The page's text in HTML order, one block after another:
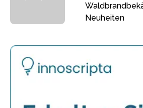
Neuheiten